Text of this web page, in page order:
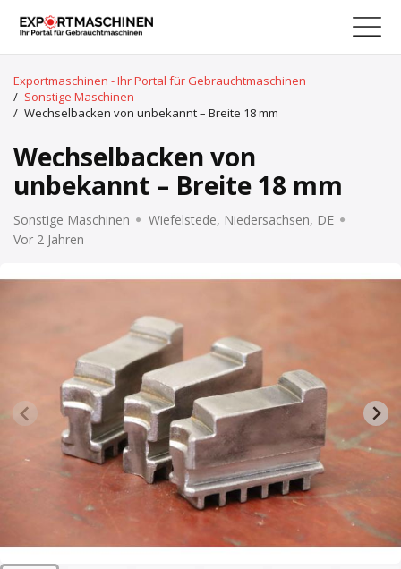
Exportmaschinen - Ihr Portal für Gebrauchtmaschinen
/ Sonstige Maschinen
/ Wechselbacken von unbekannt – Breite 18 mm
Wechselbacken von
unbekannt – Breite 18 mm
Sonstige Maschinen
Wiefelstede, Niedersachsen, DE
Vor 2 Jahren